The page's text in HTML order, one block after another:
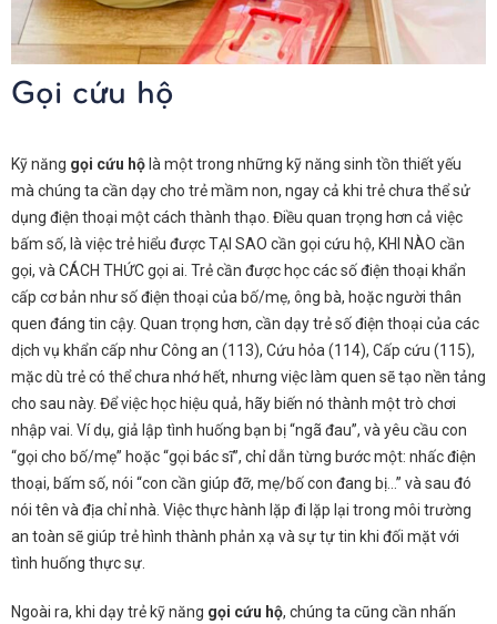
Gọi cứu hộ
Kỹ năng gọi cứu hộ là một trong những kỹ năng sinh tồn thiết yếu
mà chúng ta cần dạy cho trẻ mầm non, ngay cả khi trẻ chưa thể sử
dụng điện thoại một cách thành thạo. Điều quan trọng hơn cả việc
bấm số, là việc trẻ hiểu được TẠI SAO cần gọi cứu hộ, KHI NÀO cần
gọi, và CÁCH THỨC gọi ai. Trẻ cần được học các số điện thoại khẩn
cấp cơ bản như số điện thoại của bố/mẹ, ông bà, hoặc người thân
quen đáng tin cậy. Quan trọng hơn, cần dạy trẻ số điện thoại của các
dịch vụ khẩn cấp như Công an (113), Cứu hỏa (114), Cấp cứu (115),
mặc dù trẻ có thể chưa nhớ hết, nhưng việc làm quen sẽ tạo nền tảng
cho sau này. Để việc học hiệu quả, hãy biến nó thành một trò chơi
nhập vai. Ví dụ, giả lập tình huống bạn bị “ngã đau”, và yêu cầu con
“gọi cho bố/mẹ” hoặc “gọi bác sĩ”, chỉ dẫn từng bước một: nhấc điện
thoại, bấm số, nói “con cần giúp đỡ, mẹ/bố con đang bị…” và sau đó
nói tên và địa chỉ nhà. Việc thực hành lặp đi lặp lại trong môi trường
an toàn sẽ giúp trẻ hình thành phản xạ và sự tự tin khi đối mặt với
tình huống thực sự.
Ngoài ra, khi dạy trẻ kỹ năng gọi cứu hộ, chúng ta cũng cần nhấn